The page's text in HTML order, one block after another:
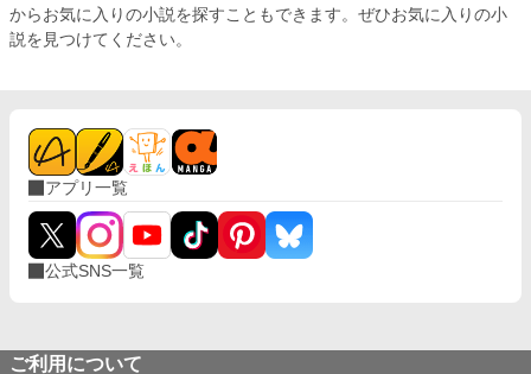
からお気に入りの小説を探すこともできます。ぜひお気に入りの小
説を見つけてください。
アプリ一覧
公式SNS一覧
ご利用について